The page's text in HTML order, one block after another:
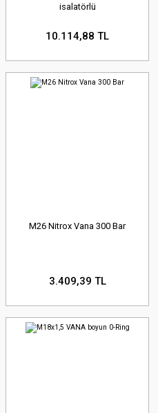
isalatörlü
10.114,88 TL
M26 Nitrox Vana 300 Bar
3.409,39 TL